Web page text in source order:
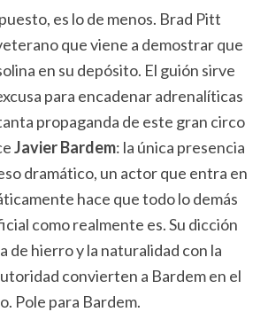
es lo de menos. Brad Pitt
que viene a demostrar que
en su depósito. El guión sirve
para encadenar adrenalíticas
propaganda de este gran circo
Javier Bardem: la única presencia
dramático, un actor que entra en
hace que todo lo demás
como realmente es. Su dicción
de hierro y la naturalidad con la
convierten a Bardem en el
Pole para Bardem.